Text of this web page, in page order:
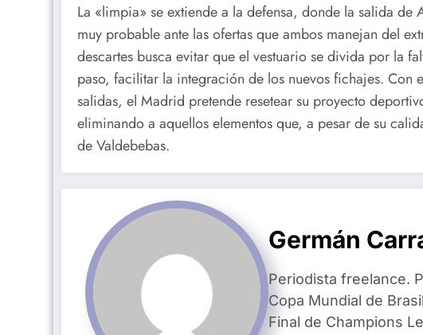
La «limpia» se extiende a la defensa, donde la salida
muy probable ante las ofertas que ambos manejan del
descartes busca evitar que el vestuario se divida por la
paso, facilitar la integración de los nuevos fichajes. Con
salidas, el Madrid pretende resetear su proyecto
eliminando a aquellos elementos que, a pesar de su
de Valdebebas.
Germán
Periodista freelance.
Copa Mundial de
Final de Champions